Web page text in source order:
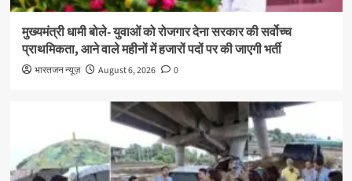
मुख्यमंत्री धामी बोले- युवाओं को रोजगार देना सरकार की सर्वोच्च
प्राथमिकता, आने वाले महीनों में हजारों पदों पर की जाएगी भर्ती
भारतजन न्यूज़ August 6, 2026 0